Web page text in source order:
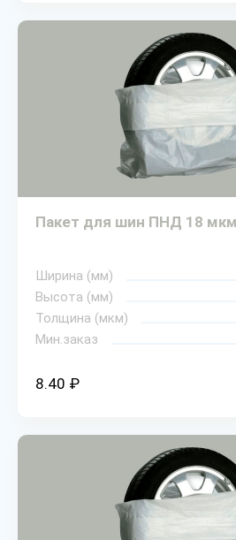
Пакет для шин ПНД 18
Ширина (мм)
Высота (мм)
Толщина (мкм)
Мин.заказ
8.40 ₽